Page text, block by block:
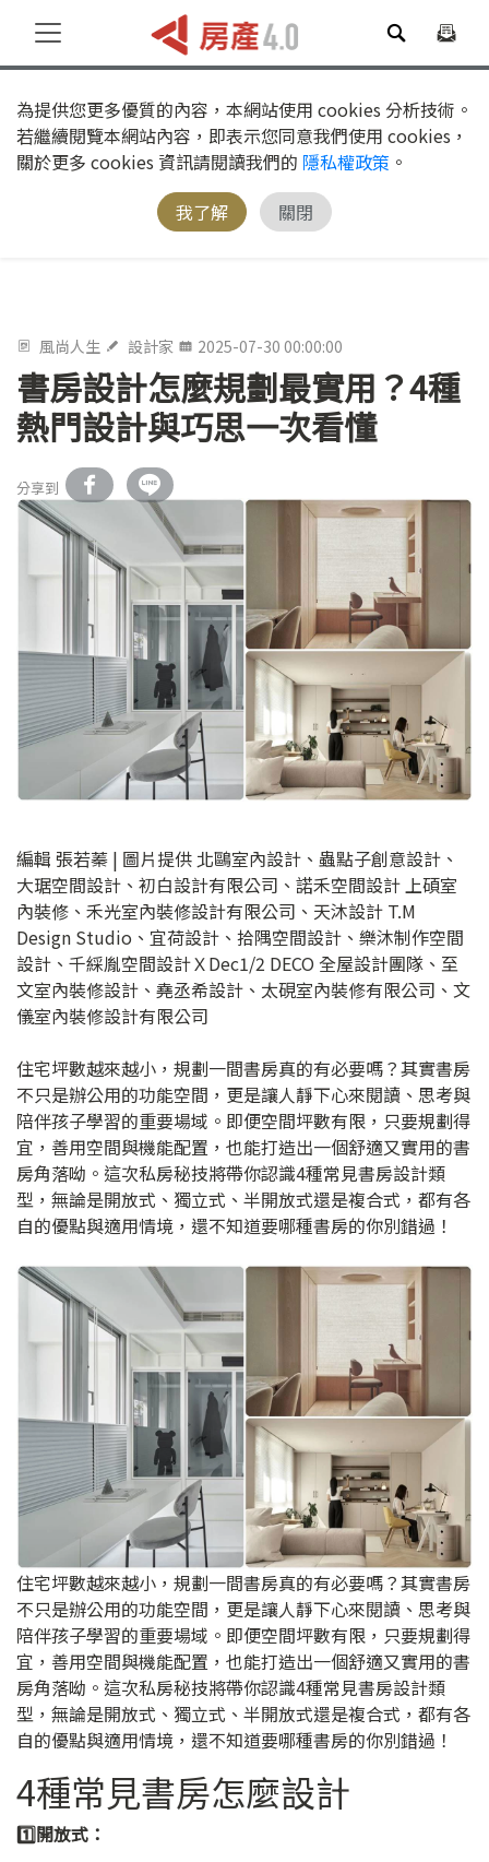
為提供您更多優質的內容，本網站使用 cookies 分析技術。
若繼續閱覽本網站內容，即表示您同意我們使用 cookies，
關於更多 cookies 資訊請閱讀我們的 隱私權政策 。
我了解
關閉
風尚人生 設計家 2025-07-30 00:00:00
書房設計怎麼規劃最實用？4種
熱門設計與巧思一次看懂
分享到
編輯 張若蓁 | 圖片提供 北鷗室內設計、蟲點子創意設計、
大琚空間設計、初白設計有限公司、諾禾空間設計 上碩室
內裝修、禾光室內裝修設計有限公司、天沐設計 T.M
Design Studio、宜荷設計、拾隅空間設計、樂沐制作空間
設計、千綵胤空間設計ＸDec1/2 DECO 全屋設計團隊、至
文室內裝修設計、堯丞希設計、太硯室內裝修有限公司、文
儀室內裝修設計有限公司
住宅坪數越來越小，規劃一間書房真的有必要嗎？其實書房
不只是辦公用的功能空間，更是讓人靜下心來閱讀、思考與
陪伴孩子學習的重要場域。即便空間坪數有限，只要規劃得
宜，善用空間與機能配置，也能打造出一個舒適又實用的書
房角落呦。這次私房秘技將帶你認識4種常見書房設計類
型，無論是開放式、獨立式、半開放式還是複合式，都有各
自的優點與適用情境，還不知道要哪種書房的你別錯過！
住宅坪數越來越小，規劃一間書房真的有必要嗎？其實書房
不只是辦公用的功能空間，更是讓人靜下心來閱讀、思考與
陪伴孩子學習的重要場域。即便空間坪數有限，只要規劃得
宜，善用空間與機能配置，也能打造出一個舒適又實用的書
房角落呦。這次私房秘技將帶你認識4種常見書房設計類
型，無論是開放式、獨立式、半開放式還是複合式，都有各
自的優點與適用情境，還不知道要哪種書房的你別錯過！
4種常見書房怎麼設計
1️⃣開放式：